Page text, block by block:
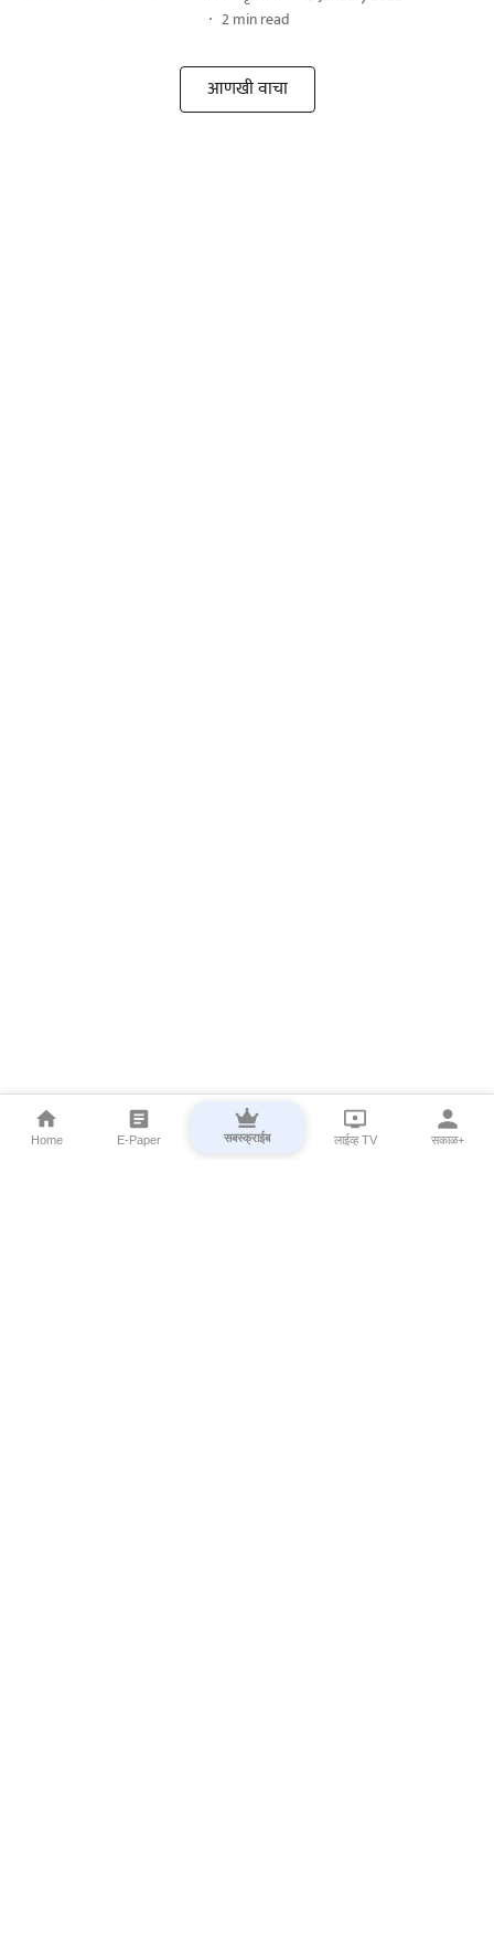
2min read
आणखी वाचा
Home E-Paper सबस्क्राईब लाईव्ह TV सकाळ+